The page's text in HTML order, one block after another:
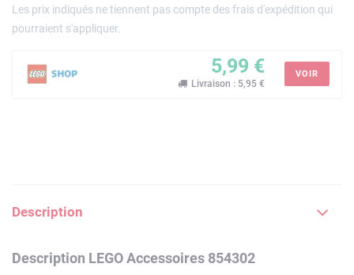
Les prix indiqués ne tiennent pas compte des frais d'expédition qui
pourraient s'appliquer.
5,99 €
Livraison : 5,95 €
VOIR
Description
Description LEGO Accessoires 854302